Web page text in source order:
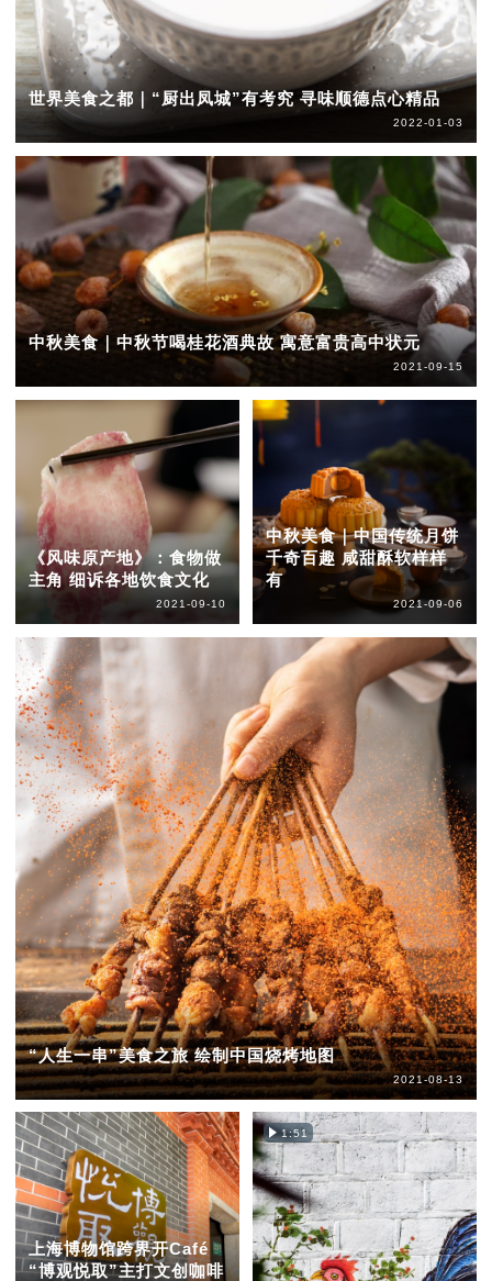
世界美食之都｜“厨出凤城”有考究 寻味顺德点心精品
2022-01-03
中秋美食｜中秋节喝桂花酒典故 寓意富贵高中状元
2021-09-15
《风味原产地》：食物做
主角 细诉各地饮食文化
2021-09-10
中秋美食｜中国传统月饼
千奇百趣 咸甜酥软样样
有
2021-09-06
“人生一串”美食之旅 绘制中国烧烤地图
2021-08-13
上海博物馆跨界开Café
“博观悦取”主打文创咖啡
1:51